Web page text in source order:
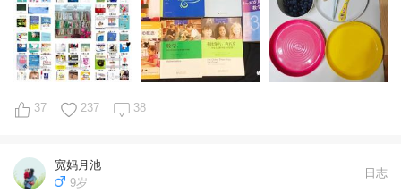
37 237 38
宽妈月池
9岁
日志